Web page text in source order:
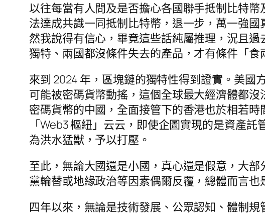
以往每當有人問及是否擔心各國聯手抵制比特
法達成共識一同抵制比特幣，退一步，萬一強
然我說得有信心，畢竟這些話純屬推理，況且
獨特、兩國都沒條件失去的產品，才有條件「食
來到 2024 年，區塊鏈的獨特性得到證實。美國
可能被密碼貨幣動搖，這個全球最大經濟體都
密碼貨幣的中國，全面接管下的香港也於相若
「Web3 樞紐」云云，即使企圖實現的是資產
為洪水猛獸，予以打壓。
至此，無論大國還是小國，真心還是假意，大
黨輪替或地緣政治等因素偶爾反覆，總體而言也
四年以來，無論是技術發展、公眾認知、體制